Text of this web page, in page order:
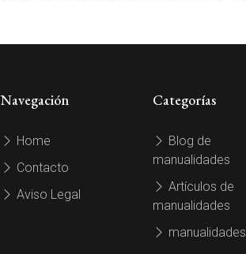
Navegación
Home
Contacto
Aviso Legal
Categorías
Blog de
manualidades
Artículos de
manualidades
manualidades